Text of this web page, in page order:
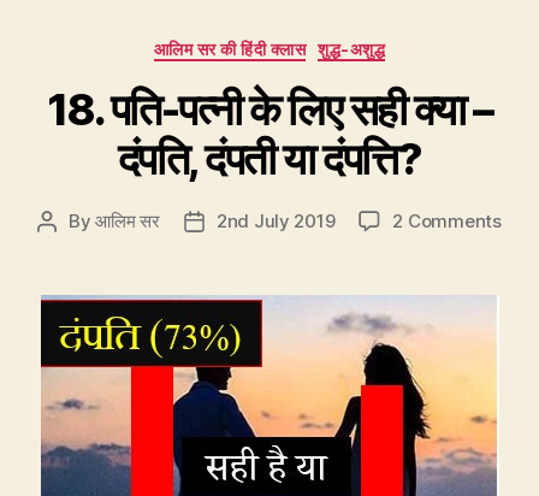
Categories
आलिम सर की हिंदी क्लास शुद्ध-अशुद्ध
18. पति-पत्नी के लिए सही क्या –
दंपति, दंपती या दंपत्ति?
PostByआलिम सर
Post2nd July 2019 2 Commentson